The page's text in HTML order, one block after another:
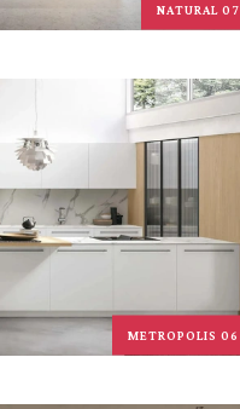
NATURAL 07
METROPOLIS 06